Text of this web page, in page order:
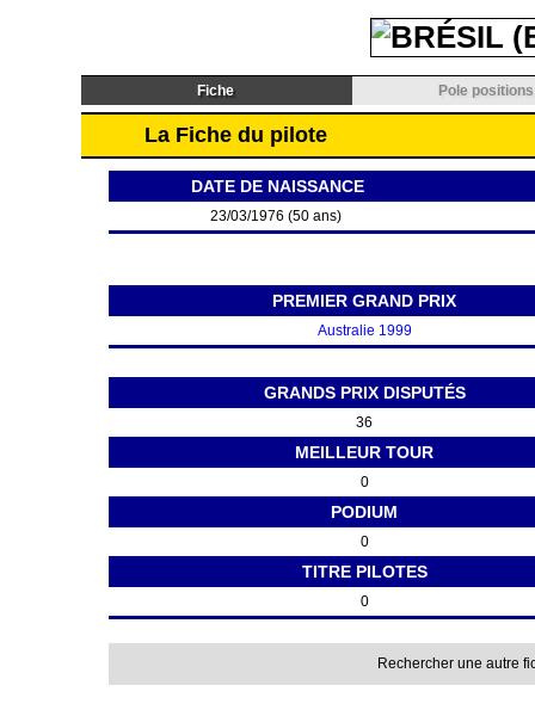
Fiche Pole positions
La Fiche du pilote
DATE DE NAISSANCE
23/03/1976 (50 ans)
PREMIER GRAND PRIX
Australie 1999
GRANDS PRIX DISPUTÉS
36
MEILLEUR TOUR
0
PODIUM
0
TITRE PILOTES
0
Rechercher une autre